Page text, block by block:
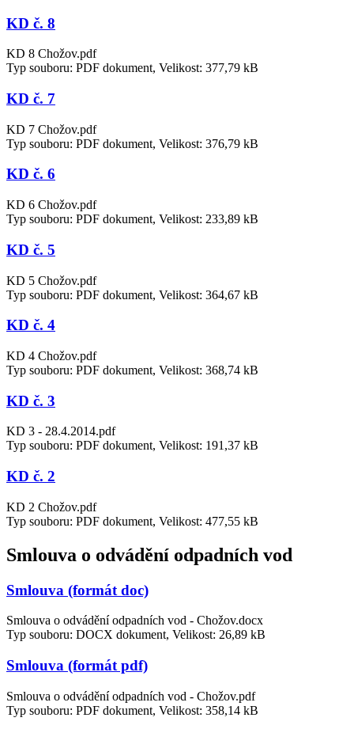
KD č. 8
KD 8 Chožov.pdf
Typ souboru: PDF dokument, Velikost: 377,79 kB
KD č. 7
KD 7 Chožov.pdf
Typ souboru: PDF dokument, Velikost: 376,79 kB
KD č. 6
KD 6 Chožov.pdf
Typ souboru: PDF dokument, Velikost: 233,89 kB
KD č. 5
KD 5 Chožov.pdf
Typ souboru: PDF dokument, Velikost: 364,67 kB
KD č. 4
KD 4 Chožov.pdf
Typ souboru: PDF dokument, Velikost: 368,74 kB
KD č. 3
KD 3 - 28.4.2014.pdf
Typ souboru: PDF dokument, Velikost: 191,37 kB
KD č. 2
KD 2 Chožov.pdf
Typ souboru: PDF dokument, Velikost: 477,55 kB
Smlouva o odvádění odpadních vod
Smlouva (formát doc)
Smlouva o odvádění odpadních vod - Chožov.docx
Typ souboru: DOCX dokument, Velikost: 26,89 kB
Smlouva (formát pdf)
Smlouva o odvádění odpadních vod - Chožov.pdf
Typ souboru: PDF dokument, Velikost: 358,14 kB